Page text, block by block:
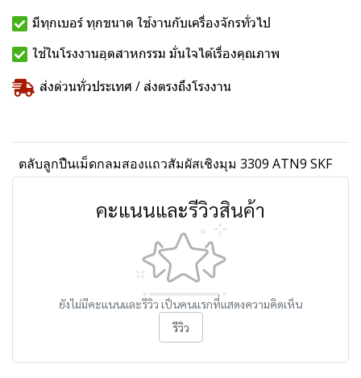
มีทุกเบอร์ ทุกขนาด ใช้งานกับเครื่องจักรทั่วไป
ใช้ในโรงงานอุตสาหกรรม มั่นใจได้เรื่องคุณภาพ
ส่งด่วนทั่วประเทศ / ส่งตรงถึงโรงงาน
ตลับลูกปืนเม็ดกลมสองแถวสัมผัสเชิงมุม 3309 ATN9 SKF
คะแนนและรีวิวสินค้า
ยังไม่มีคะแนนและรีวิว เป็นคนแรกที่แสดงความคิดเห็น
รีวิว